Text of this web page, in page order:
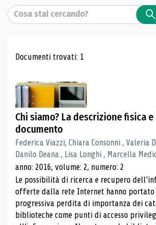
Cerca
Risultati di ricerca
Documenti trovati: 1
Chi siamo? La descrizione fisica
documento
Federica Viazzi, Chiara Consonni , Valeria
Danilo Deana , Lisa Longhi , Marcella
anno: 2016, volume: 2, numero: 2
Le possibilità di ricerca e recupero
offerte dalla rete Internet hanno portato
progressiva perdita di importanza dei
biblioteche come punti di accesso